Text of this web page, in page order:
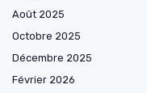
Août 2025
Octobre 2025
Décembre 2025
Février 2026